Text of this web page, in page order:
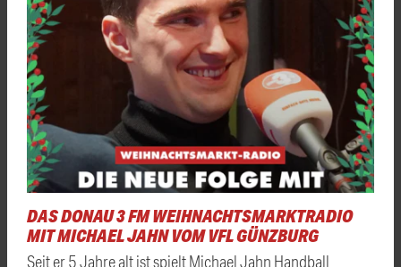
DAS DONAU 3 FM WEIHNACHTSMARKTRADIO
MIT MICHAEL JAHN VOM VFL GÜNZBURG
Seit er 5 Jahre alt ist spielt Michael Jahn Handball